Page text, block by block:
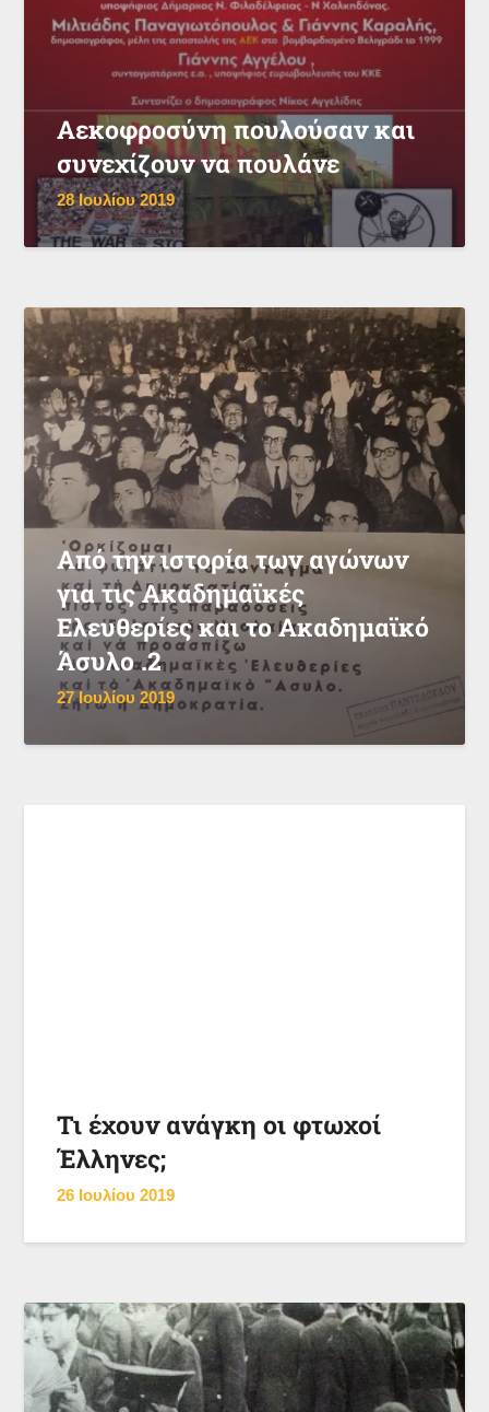
Αεκοφροσύνη πουλούσαν και
συνεχίζουν να πουλάνε
28 Ιουλίου 2019
Από την ιστορία των αγώνων
για τις Ακαδημαϊκές
Ελευθερίες και το Ακαδημαϊκό
Άσυλο .2
27 Ιουλίου 2019
Τι έχουν ανάγκη οι φτωχοί
Έλληνες;
26 Ιουλίου 2019